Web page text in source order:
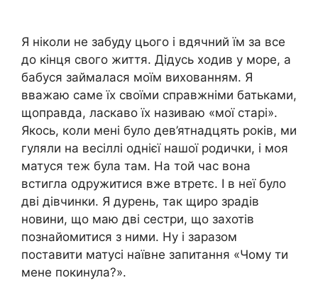
Я ніколи не забуду цього і вдячний їм за все
до кінця свого життя. Дідусь ходив у море, а
бабуся займалася моїм вихованням. Я
вважаю саме їх своїми справжніми батьками,
щоправда, ласкаво їх називаю «мої старі».
Якось, коли мені було дев’ятнадцять років, ми
гуляли на весіллі однієї нашої родички, і моя
матуся теж була там. На той час вона
встигла одружитися вже втретє. І в неї було
дві дівчинки. Я дурень, так щиро зрадів
новини, що маю дві сестри, що захотів
познайомитися з ними. Ну і заразом
поставити матусі наївне запитання «Чому ти
мене покинула?».